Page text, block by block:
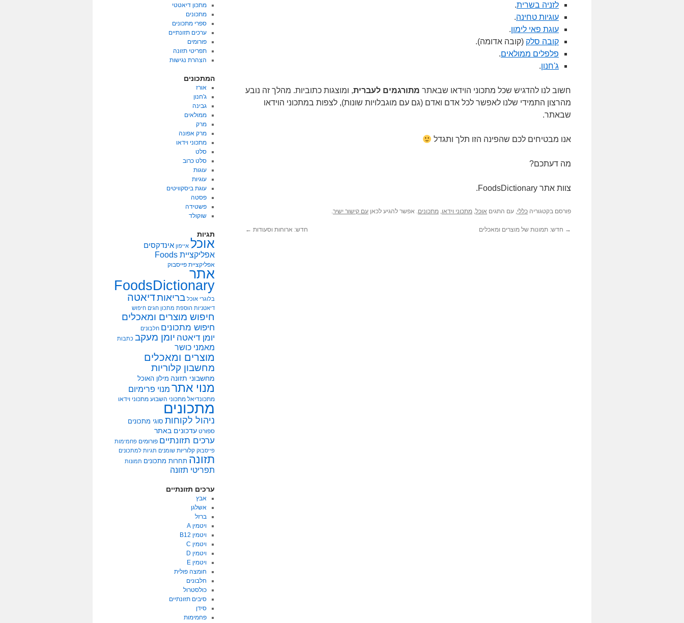
לזניה בשרית.
עוגיות טחינה.
עוגת פאי לימון.
קובה סלק (קובה אדומה).
פלפלים ממולאים.
ג'חנון.
חשוב לנו להדגיש שכל מתכוני הוידאו שבאתר מתורגמים לעברית, ומוצגות כתוביות. מהלך זה נובע
מהרצון התמידי שלנו לאפשר לכל אדם ואדם (גם עם מוגבלויות שונות), לצפות במתכוני הוידאו
שבאתר.
אנו מבטיחים לכם שהפינה הזו תלך ותגדל
מה דעתכם?
צוות אתר FoodsDictionary.
פורסם בקטגוריה כללי, עם התגים אוכל, מתכוני וידאו, מתכונים. אפשר להגיע לכאן עם קישור ישיר.
→ חדש: תמונות של מוצרים ומאכלים חדש: ארוחות וסעודות ←
מתכון דיאטטי
מתכונים
ספרי מתכונים
ערכים תזונתיים
פורומים
תפריטי תזונה
הצהרת נגישות
המתכונים
אורז
ג'חנון
גבינה
ממולאים
מרק
מרק אפונה
מתכוני וידאו
סלט
סלט כרוב
עוגות
עוגיות
עוגת ביסקוויטים
פסטה
פשטידה
שוקולד
תגיות
אוכל אייפון אינדקסים
אפליקציית Foods
אפליקציית פייסבוק
אתר
FoodsDictionary
בלוגרי אוכל בריאותדיאטה
דיאטניות הוספת מתכון חגים חיפוש
חיפוש מוצרים ומאכלים
חיפוש מתכונים חלבונים
יומן דיאטה יומן מעקב כתבות
מאמני כושר
מוצרים ומאכלים
מחשבון קלוריות
מחשבוני תזונה מילון האוכל
מנוי אתר מנוי פרימיום
מתכונדיאל מתכוני השבוע מתכוני וידאו
מתכונים
ניהול לקוחות סוגי מתכונים
ספורט עדכונים באתר
ערכים תזונתיים פורומים פחמימות
פייסבוק קלוריות שומנים תגיות למתכונים
תזונה תחרות מתכונים תמונות
תפריטי תזונה
ערכים תזונתיים
אבץ
אשלגן
ברזל
ויטמין A
ויטמין B12
ויטמין C
ויטמין D
ויטמין E
חומצה פולית
חלבונים
כולסטרול
סיבים תזונתיים
סידן
פחמימות